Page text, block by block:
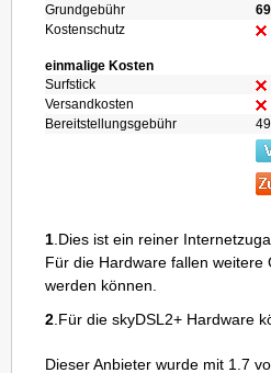
Grundgebühr
Kostenschutz
einmalige Kosten
Surfstick
Versandkosten
Bereitstellungsgebühr
1.Dies ist ein reiner
Für die Hardware fallen
werden können.
2.Für die skyDSL2+ Hardware
Dieser Anbieter wurde mit 1.7